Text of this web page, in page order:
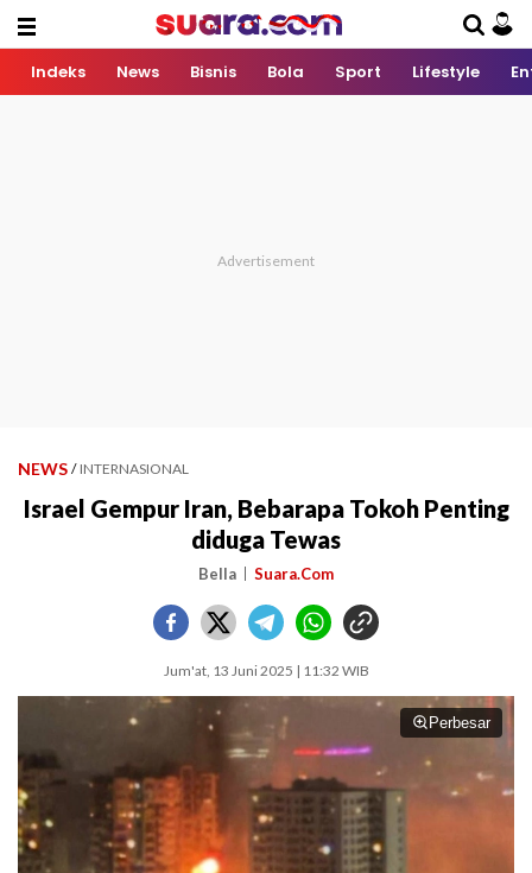
Indeks News Bisnis Bola Sport Lifestyle
NEWS / INTERNASIONAL
Israel Gempur Iran, Bebarapa Tokoh Penting
diduga Tewas
Bella Suara.Com
Jum'at, 13 Juni 2025 | 11:32 WIB
Perbesar